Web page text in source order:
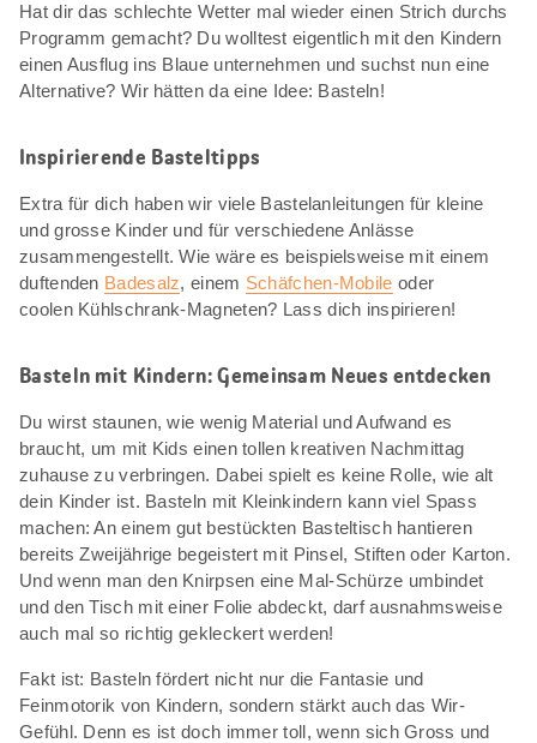
Hat dir das schlechte Wetter mal wieder einen Strich durchs
Programm gemacht? Du wolltest eigentlich mit den Kindern
einen Ausflug ins Blaue unternehmen und suchst nun eine
Alternative? Wir hätten da eine Idee: Basteln!
Inspirierende Basteltipps
Extra für dich haben wir viele Bastelanleitungen für kleine
und grosse Kinder und für verschiedene Anlässe
zusammengestellt. Wie wäre es beispielsweise mit einem
duftenden Badesalz, einem Schäfchen-Mobile oder
coolen Kühlschrank-Magneten? Lass dich inspirieren!
Basteln mit Kindern: Gemeinsam Neues entdecken
Du wirst staunen, wie wenig Material und Aufwand es
braucht, um mit Kids einen tollen kreativen Nachmittag
zuhause zu verbringen. Dabei spielt es keine Rolle, wie alt
dein Kinder ist. Basteln mit Kleinkindern kann viel Spass
machen: An einem gut bestückten Basteltisch hantieren
bereits Zweijährige begeistert mit Pinsel, Stiften oder Karton.
Und wenn man den Knirpsen eine Mal-Schürze umbindet
und den Tisch mit einer Folie abdeckt, darf ausnahmsweise
auch mal so richtig gekleckert werden!
Fakt ist: Basteln fördert nicht nur die Fantasie und
Feinmotorik von Kindern, sondern stärkt auch das Wir-
Gefühl. Denn es ist doch immer toll, wenn sich Gross und